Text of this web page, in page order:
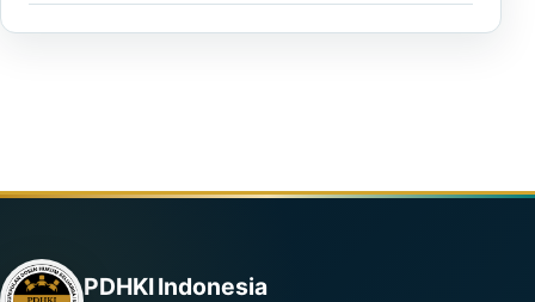
PDHKI Indonesia